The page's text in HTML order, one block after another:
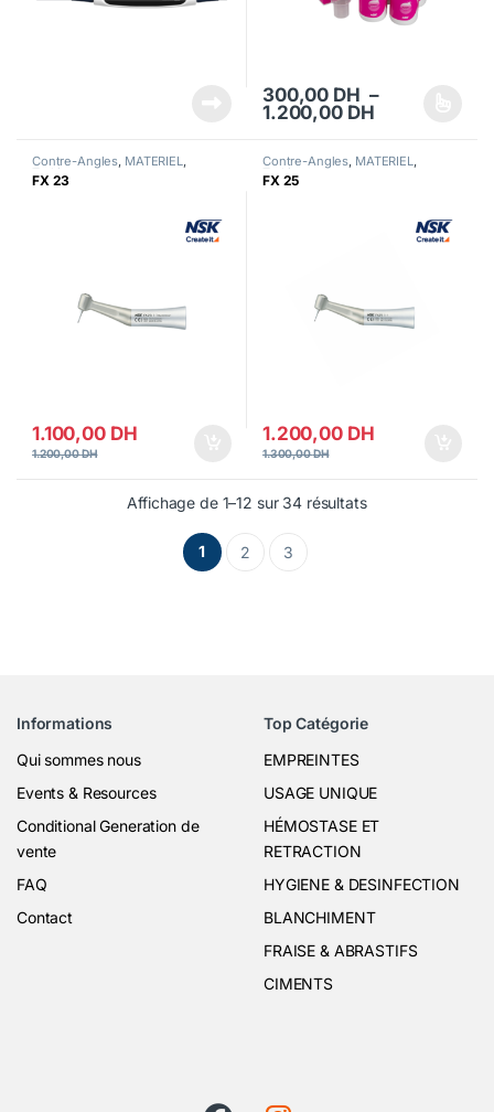
300,00 DH –
1.200,00 DHPlage de
Ce produit a plusieurs
Contre-Angles, MATERIEL ,
Turbine
FX 23
1.100,00 DH
1.200,00DH
Contre-Angles, MATERIEL ,
Turbine
FX 25
1.200,00 DH
1.300,00DH
Affichage de 1–12 sur 34 résultats
1 2 3
Informations
Qui sommes nous
Events & Resources
Conditional Generation de
vente
FAQ
Contact
Top Catégorie
EMPREINTES
USAGE UNIQUE
HÉMOSTASE ET
RETRACTION
HYGIENE & DESINFECTION
BLANCHIMENT
FRAISE & ABRASTIFS
CIMENTS